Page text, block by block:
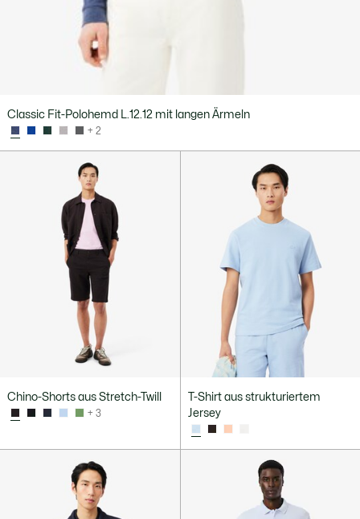
Classic Fit-Polohemd L.12.12 mit langen Ärmeln
+ 2
Chino-Shorts aus Stretch-Twill
+ 3
T-Shirt aus strukturiertem
Jersey